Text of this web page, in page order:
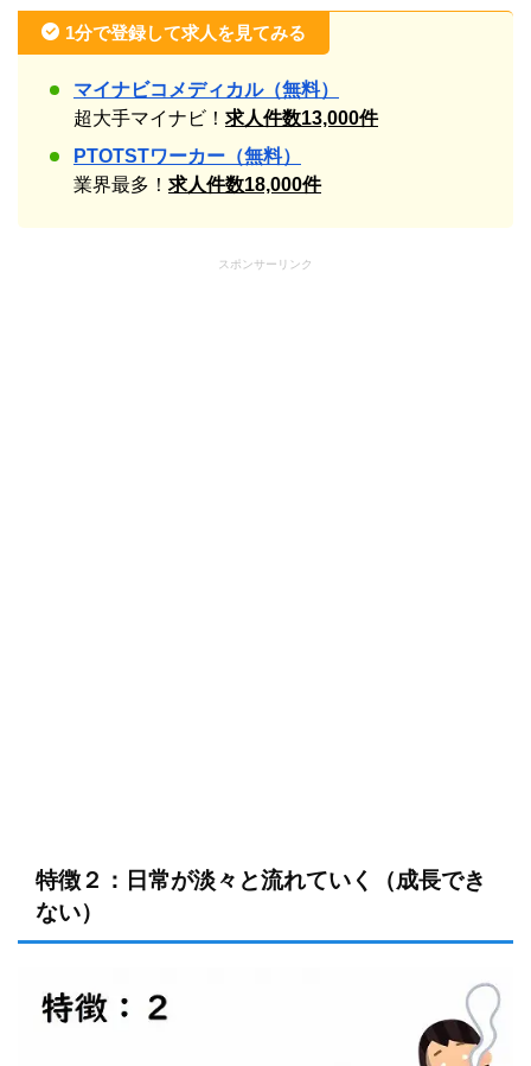
1分で登録して求人を見てみる
マイナビコメディカル（無料）
超大手マイナビ！ 求人件数13,000件
PTOTSTワーカー（無料）
業界最多！ 求人件数18,000件
スポンサーリンク
特徴２：日常が淡々と流れていく（成長でき
ない）